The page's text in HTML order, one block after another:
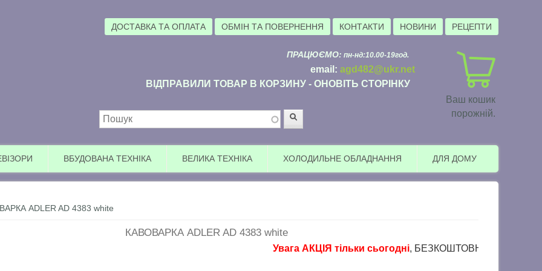
ДОСТАВКА ТА ОПЛАТА ОБМІН ТА ПОВЕРНЕННЯ КОНТАКТИ НОВИНИ РЕЦЕПТИ
Ваш кошик
порожній.
ПРАЦЮЄМО: пн-нд:10.00-19год.
email: agd482@ukr.net
ВІДПРАВИЛИ ТОВАР В КОРЗИНУ - ОНОВІТЬ СТОРІНКУ
Пошукова форма
ВБУДОВАНА ТЕХНІКА ВЕЛИКА ТЕХНІКА ХОЛОДИЛЬНЕ ОБЛАДНАННЯ ДЛЯ ДОМУ
ADLER AD 4383 white
КАВОВАРКА ADLER AD 4383 white
Увага АКЦІЯ тільки сьогодні, БЕЗКОШТОВНА доставка в